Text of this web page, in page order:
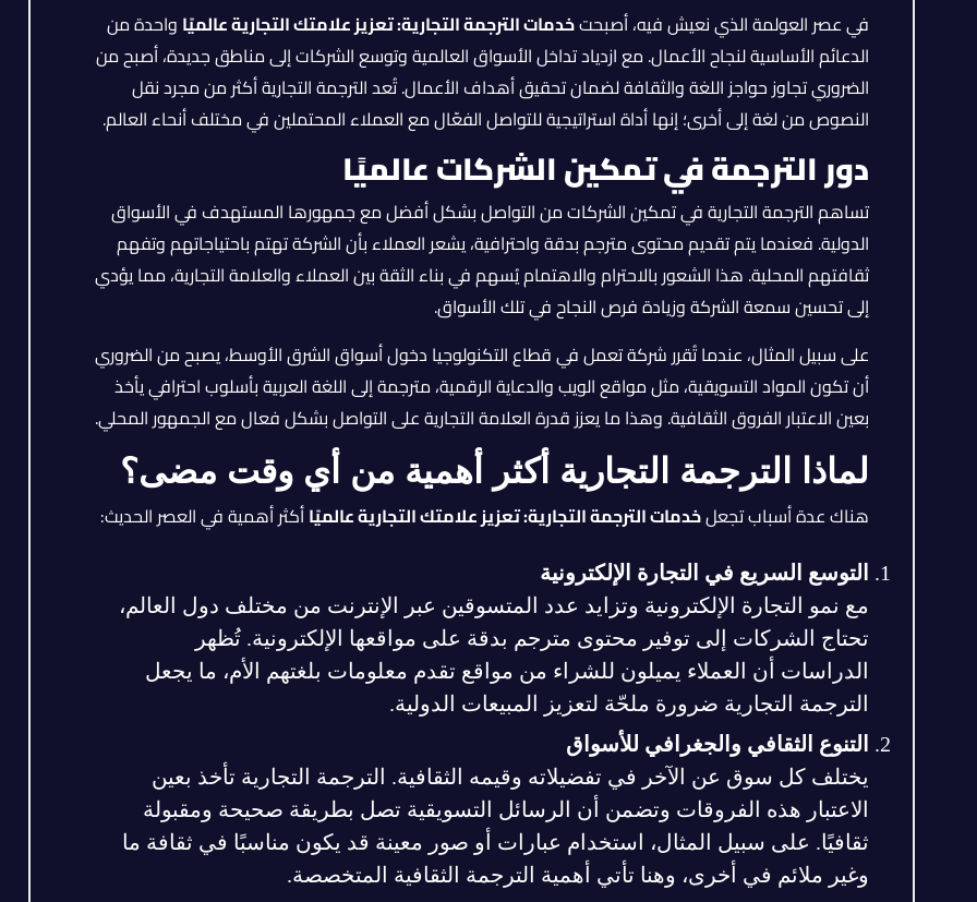
في عصر العولمة الذي نعيش فيه، أصبحتخدمات الترجمة التجارية: تعزيز علامتك التجارية عالميًا واحدة من
الدعائم الأساسية لنجاح الأعمال. مع ازدياد تداخل الأسواق العالمية وتوسع الشركات إلى مناطق جديدة، أصبح من
الضروري تجاوز حواجز اللغة والثقافة لضمان تحقيق أهداف الأعمال. تُعد الترجمة التجارية أكثر من مجرد نقل
النصوص من لغة إلى أخرى؛ إنها أداة استراتيجية للتواصل الفعّال مع العملاء المحتملين في مختلف أنحاء العالم.
دور الترجمة في تمكين الشركات عالميًا
تساهم الترجمة التجارية في تمكين الشركات من التواصل بشكل أفضل مع جمهورها المستهدف في الأسواق
الدولية. فعندما يتم تقديم محتوى مترجم بدقة واحترافية، يشعر العملاء بأن الشركة تهتم باحتياجاتهم وتفهم
ثقافتهم المحلية. هذا الشعور بالاحترام والاهتمام يُسهم في بناء الثقة بين العملاء والعلامة التجارية، مما يؤدي
إلى تحسين سمعة الشركة وزيادة فرص النجاح في تلك الأسواق.
على سبيل المثال، عندما تُقرر شركة تعمل في قطاع التكنولوجيا دخول أسواق الشرق الأوسط، يصبح من الضروري
أن تكون المواد التسويقية، مثل مواقع الويب والدعاية الرقمية، مترجمة إلى اللغة العربية بأسلوب احترافي يأخذ
بعين الاعتبار الفروق الثقافية. وهذا ما يعزز قدرة العلامة التجارية على التواصل بشكل فعال مع الجمهور المحلي.
لماذا الترجمة التجارية أكثر أهمية من أي وقت مضى؟
هناك عدة أسباب تجعلخدمات الترجمة التجارية: تعزيز علامتك التجارية عالميًاأكثر أهمية في العصر الحديث:
التوسع السريع في التجارة الإلكترونية
مع نمو التجارة الإلكترونية وتزايد عدد المتسوقين عبر الإنترنت من مختلف دول العالم،
تحتاج الشركات إلى توفير محتوى مترجم بدقة على مواقعها الإلكترونية. تُظهر
الدراسات أن العملاء يميلون للشراء من مواقع تقدم معلومات بلغتهم الأم، ما يجعل
الترجمة التجارية ضرورة ملحّة لتعزيز المبيعات الدولية.
التنوع الثقافي والجغرافي للأسواق
يختلف كل سوق عن الآخر في تفضيلاته وقيمه الثقافية. الترجمة التجارية تأخذ بعين
الاعتبار هذه الفروقات وتضمن أن الرسائل التسويقية تصل بطريقة صحيحة ومقبولة
ثقافيًا. على سبيل المثال، استخدام عبارات أو صور معينة قد يكون مناسبًا في ثقافة ما
وغير ملائم في أخرى، وهنا تأتي أهمية الترجمة الثقافية المتخصصة.